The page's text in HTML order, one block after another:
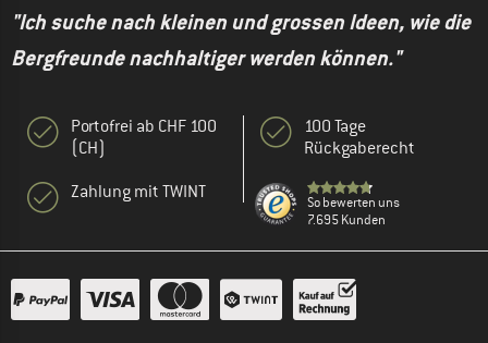
"Ich suche nach kleinen und grossen Ideen, wie die
Bergfreunde nachhaltiger werden können."
Portofrei ab CHF 100
(CH)
Zahlung mit TWINT
100 Tage
Rückgaberecht
So bewerten uns
7.695 Kunden